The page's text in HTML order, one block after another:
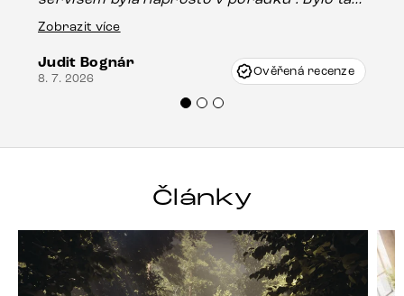
drobné poškození u nohy stolu, které mohlo
Vincze mi velmi korektně vyšli vstříc.
Doporučuji produkty Delife všem.“
Zobrazit více
Judit Bognár
8. 7. 2026 Ověřená recenze
Články